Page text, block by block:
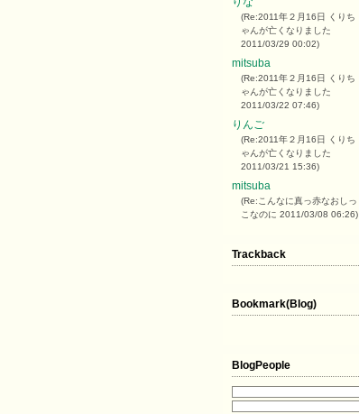
(Re:2011年２月16日 くりち
ゃんが亡くなりました
2011/03/29 00:02)
mitsuba
(Re:2011年２月16日 くりち
ゃんが亡くなりました
2011/03/22 07:46)
りんご
(Re:2011年２月16日 くりち
ゃんが亡くなりました
2011/03/21 15:36)
mitsuba
(Re:こんなに真っ赤なおしっ
こなのに 2011/03/08 06:26)
Trackback
Bookmark(Blog)
BlogPeople